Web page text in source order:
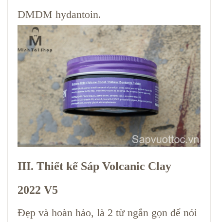
DMDM hydantoin.
III. Thiết kế Sáp Volcanic Clay
2022 V5
Đẹp và hoàn hảo, là 2 từ ngắn gọn để nói